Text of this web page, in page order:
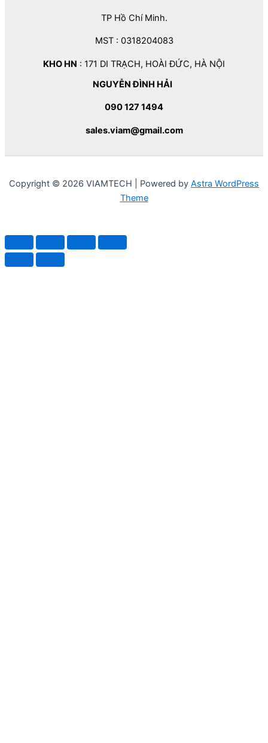
TP Hồ Chí Minh.
MST : 0318204083
KHO HN : 171 DI TRẠCH, HOÀI ĐỨC, HÀ NỘI
NGUYỄN ĐÌNH HẢI
090 127 1494
sales.viam@gmail.com
Copyright © 2026 VIAMTECH | Powered by Astra WordPress
Theme